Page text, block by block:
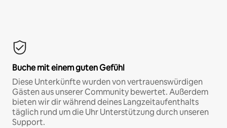
Buche mit einem guten Gefühl
Diese Unterkünfte wurden von vertrauenswürdigen
Gästen aus unserer Community bewertet. Außerdem
bieten wir dir während deines Langzeitaufenthalts
täglich rund um die Uhr Unterstützung durch unseren
Support.